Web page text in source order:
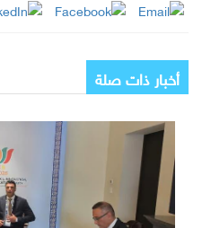
أخبار ذات صلة